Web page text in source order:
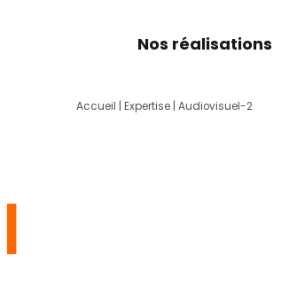
Nos réalisations
Accueil Expertise| Audiovisuel-2